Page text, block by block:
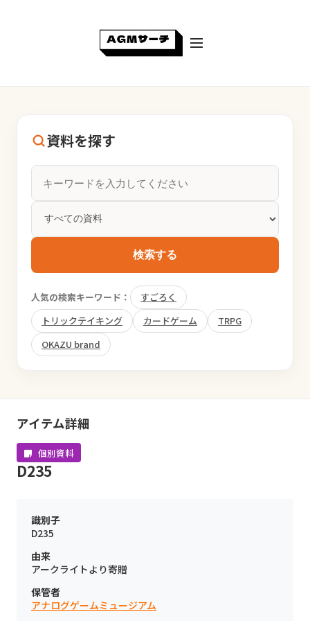
資料を探す
検索する
人気の検索キーワード：
すごろく
トリックテイキング
カードゲーム
TRPG
OKAZU brand
アイテム詳細
個別資料
D235
識別子
D235
由来
アークライトより寄贈
保管者
アナログゲームミュージアム